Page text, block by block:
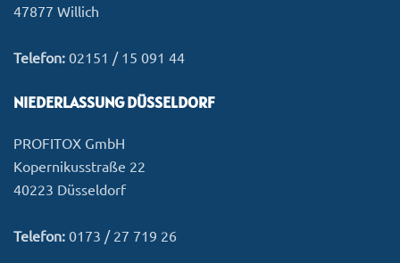
47877 Willich
Telefon: 02151 / 15 091 44
NIEDERLASSUNG DÜSSELDORF
PROFITOX GmbH
Kopernikusstraße 22
40223 Düsseldorf
Telefon: 0173 / 27 719 26